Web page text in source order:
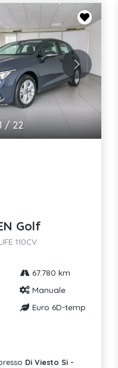
/22
Golf
110CV
67.780 km
Manuale
Euro 6D-temp
Di Viesto Si -